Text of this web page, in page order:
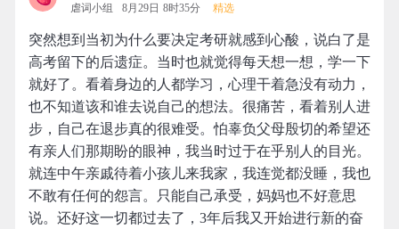
虐词小组 8月29日 8时35分 精选
突然想到当初为什么要决定考研就感到心酸，说白了是
高考留下的后遗症。当时也就觉得每天想一想，学一下
就好了。看着身边的人都学习，心理干着急没有动力，
也不知道该和谁去说自己的想法。很痛苦，看着别人进
步，自己在退步真的很难受。怕辜负父母殷切的希望还
有亲人们那期盼的眼神，我当时过于在乎别人的目光。
就连中午亲戚待着小孩儿来我家，我连觉都没睡，我也
不敢有任何的怨言。只能自己承受，妈妈也不好意思
说。还好这一切都过去了，3年后我又开始进行新的奋